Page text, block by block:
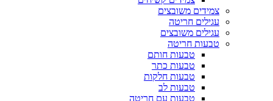
צמידים משובצים
עגילים חריטה
עגילים משובצים
טבעות חריטה
טבעות חותם
טבעות כתר
טבעות חלקות
טבעות לב
טבעות עם חריטה